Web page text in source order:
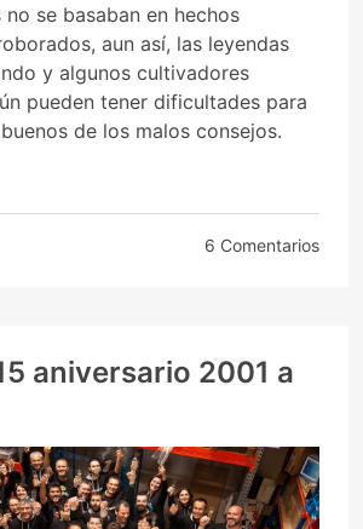
se basaban en hechos
aun así, las leyendas
y algunos cultivadores
pueden tener dificultades para
de los malos consejos.
6 Comentarios
aniversario 2001 a